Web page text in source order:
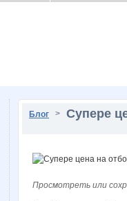
Блог > Супере
Просмотреть или